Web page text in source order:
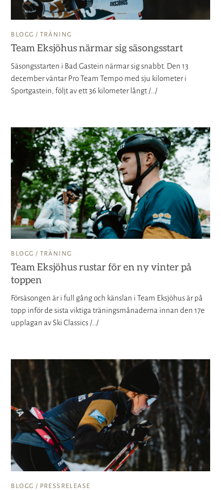
BLOGG / TRÄNING
Team Eksjöhus närmar sig säsongsstart
Säsongsstarten i Bad Gastein närmar sig snabbt. Den 13
december väntar Pro Team Tempo med sju kilometer i
Sportgastein, följt av ett 36 kilometer långt /../
BLOGG / TRÄNING
Team Eksjöhus rustar för en ny vinter på
toppen
Försäsongen är i full gång och känslan i Team Eksjöhus är på
topp inför de sista viktiga träningsmånaderna innan den 17e
upplagan av Ski Classics /../
BLOGG / PRESSRELEASE